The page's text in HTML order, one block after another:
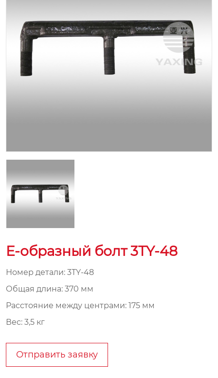
E-образный болт 3TY-48
Номер детали: 3TY-48
Общая длина: 370 мм
Расстояние между центрами: 175 мм
Вес: 3,5 кг
Отправить заявку